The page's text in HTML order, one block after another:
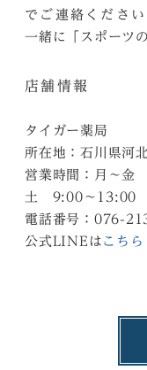
でご連絡ください
一緒に「スポーツ
店舗情報
タイガー薬局
所在地：石川県河
営業時間：月～
土 9:00～13:00
電話番号：076-
公式LINEはこちら